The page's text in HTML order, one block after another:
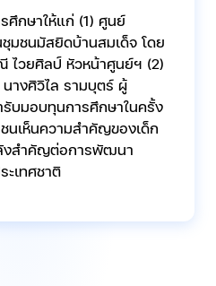
ศึกษาให้แก่ (1) ศูนย์
มชนมัสยิดบ้านสมเด็จ โดย
ไวยศิลป์ หัวหน้าศูนย์ฯ (2)
างศิวิไล รามบุตร์ ผู้
รับมอบทุนการศึกษาในครั้ง
นเห็นความสำคัญของเด็ก
ลังสำคัญต่อการพัฒนา
ะเทศชาติ